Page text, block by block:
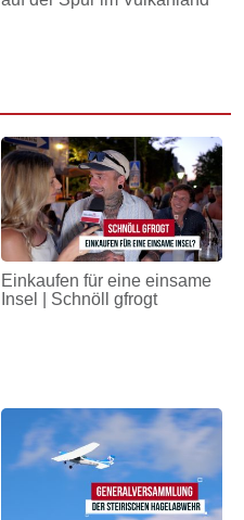
Einkaufen für eine einsame
Insel | Schnöll gfrogt